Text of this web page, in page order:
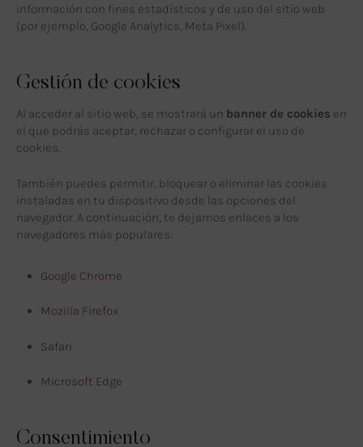
información con fines estadísticos y de uso del sitio web
(por ejemplo, Google Analytics, Meta Pixel).
Gestión de cookies
Al acceder al sitio web, se mostrará un banner de cookies en
el que podrás aceptar, rechazar o configurar el uso de
cookies.
También puedes permitir, bloquear o eliminar las cookies
instaladas en tu dispositivo desde las opciones del
navegador. A continuación, te dejamos enlaces a los
navegadores más populares:
Google Chrome
Mozilla Firefox
Safari
Microsoft Edge
Consentimiento